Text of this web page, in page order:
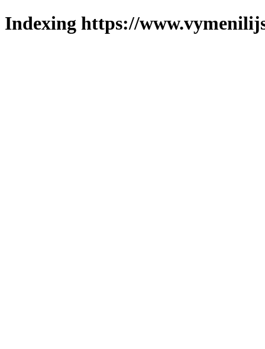
Indexing https://